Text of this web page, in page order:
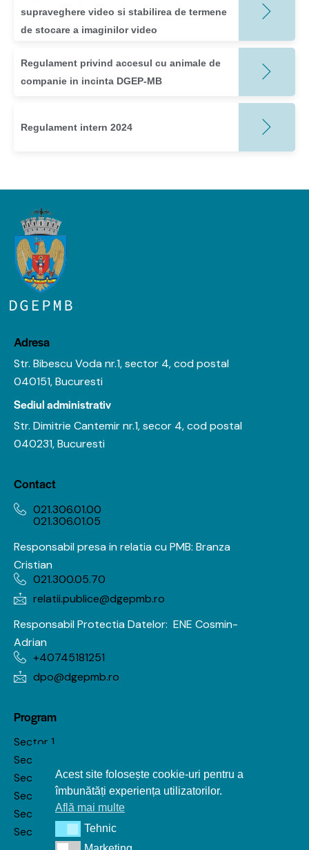
supraveghere video si stabilirea de termene
de stocare a imaginilor video
Regulament privind accesul cu animale de
companie in incinta DGEP-MB
Regulament intern 2024
Adresa
Str. Bibescu Voda nr.1, sector 4, cod postal
040151, Bucuresti
Sediul administrativ
Str. Dimitrie Cantemir nr.1, secor 4, cod postal
040231, Bucuresti
Contact
021.306.01.00
021.306.01.05
Responsabil presa in relatia cu PMB: Branza
Cristian
021.300.05.70
relatii.publice@dgepmb.ro
Responsabil Protectia Datelor: ENE Cosmin-
Adrian
+40745181251
dpo@dgepmb.ro
Program
Sector 1
Sector 2
Sector 3
Sector 4
Sector 5
Sector 6
Acest site folosește cookie-uri pentru a
îmbunătăți experiența utilizatorilor.
Află mai multe
TehnicTehnic